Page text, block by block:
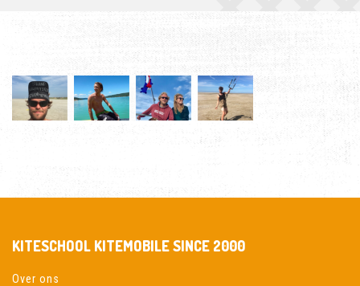
KITESCHOOL KITEMOBILE SINCE 2000
Over ons